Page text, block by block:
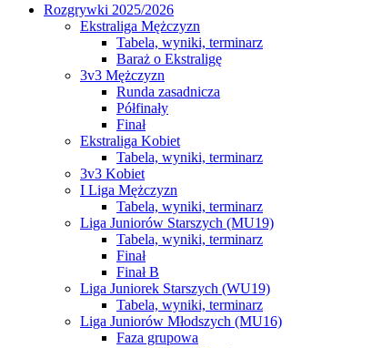
Rozgrywki 2025/2026
Ekstraliga Mężczyzn
Tabela, wyniki, terminarz
Baraż o Ekstraligę
3v3 Mężczyzn
Runda zasadnicza
Półfinały
Finał
Ekstraliga Kobiet
Tabela, wyniki, terminarz
3v3 Kobiet
I Liga Mężczyzn
Tabela, wyniki, terminarz
Liga Juniorów Starszych (MU19)
Tabela, wyniki, terminarz
Finał
Finał B
Liga Juniorek Starszych (WU19)
Tabela, wyniki, terminarz
Liga Juniorów Młodszych (MU16)
Faza grupowa